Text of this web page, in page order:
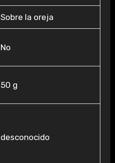
‎Sobre la oreja
‎No
‎50 g
‎desconocido